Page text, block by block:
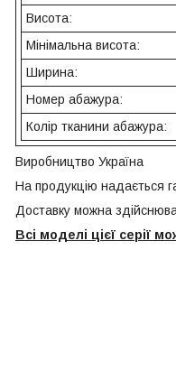
Висота:
Мінімальна висота:
Ширина:
Номер абажура:
Колір тканини абажура:
Виробництво Україна
На продукцію надається
Доставку можна
Всі моделі цієї серії